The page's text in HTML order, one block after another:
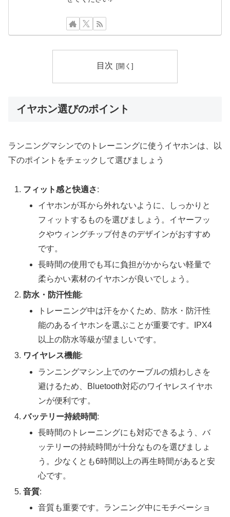
目次
イヤホン選びのポイント
ランニングマシンでのトレーニングに使うイヤホンは、以
下のポイントをチェックして選びましょう
フィット感と快適さ:
イヤホンが耳から外れないように、しっかりと
フィットするものを選びましょう。イヤーフッ
クやウィングチップ付きのデザインがおすすめ
です。
長時間の使用でも耳に負担がかからない軽量で
柔らかい素材のイヤホンが良いでしょう。
防水・防汗性能:
トレーニング中は汗をかくため、防水・防汗性
能のあるイヤホンを選ぶことが重要です。IPX4
以上の防水等級が望ましいです。
ワイヤレス機能:
ランニングマシン上でのケーブルの煩わしさを
避けるため、Bluetooth対応のワイヤレスイヤホ
ンが便利です。
バッテリー持続時間:
長時間のトレーニングにも対応できるよう、バ
ッテリーの持続時間が十分なものを選びましょ
う。少なくとも6時間以上の再生時間があると安
心です。
音質:
音質も重要です。ランニング中にモチベーショ